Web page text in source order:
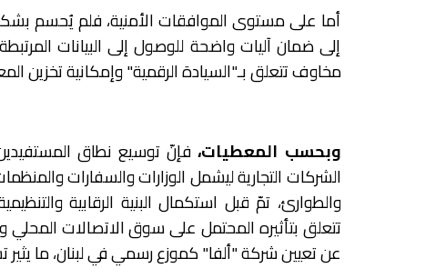
أما على مستوى الموافقات الأمنية، فلم يُحسم
إلى ضمان آليات واضحة للوصول إلى البيانات
مخاوف تتعلق بـ"السيادة الرقمية" وإمكانية تخزين
وبحسب المعطيات،
الشركات التجارية ليشمل الوزارات والسفارات
والطوارئ، تمّ قبل استكمال البنية الرقابية
تتعلق بتأثيره المحتمل على سوق الاتصالات
عن تعيين شركة "ألفا" كموزع رسمي في لبنان، ما